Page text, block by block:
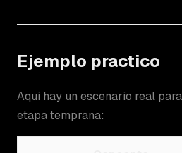
Ejemplo practico
Aqui hay un escenario real
etapa temprana: